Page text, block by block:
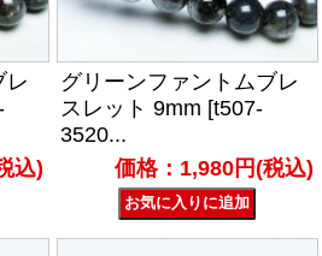
レ
込)
グリーンファントムブレ
スレット 9mm [t507-
3520...
価格：1,980円(税込)